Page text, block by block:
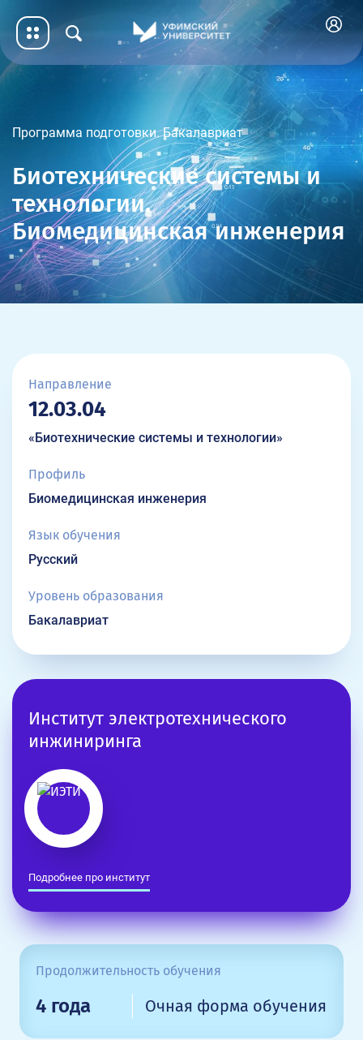
Программа подготовки. Бакалавриат
Биотехнические системы и
технологии.
Биомедицинская инженерия
Направление
12.03.04
«Биотехнические системы и технологии»
Профиль
Биомедицинская инженерия
Язык обучения
Русский
Уровень образования
Бакалавриат
Институт электротехнического
инжиниринга
Подробнее про институт
Продолжительность обучения
4 года Очная форма обучения